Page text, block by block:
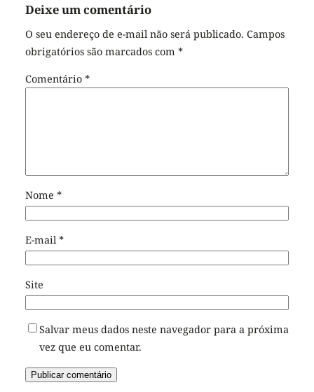
Deixe um comentário
O seu endereço de e-mail não será publicado. Campos
obrigatórios são marcados com *
Comentário *
Nome *
E-mail *
Site
Salvar meus dados neste navegador para a próxima
vez que eu comentar.